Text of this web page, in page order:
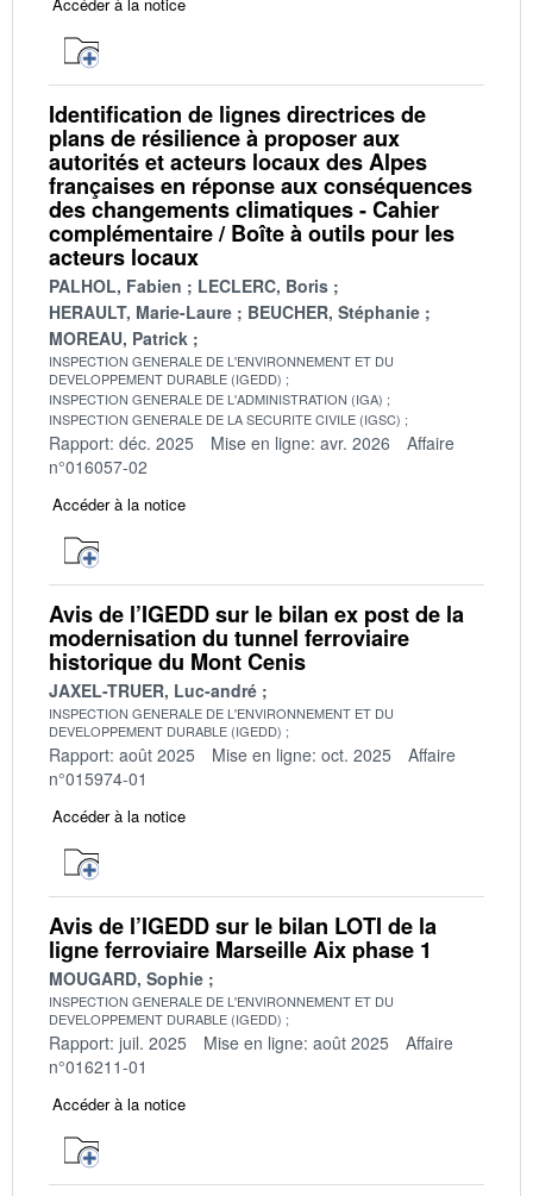
Identification de lignes directrices de
plans de résilience à proposer aux
autorités et acteurs locaux des Alpes
françaises en réponse aux conséquences
des changements climatiques - Cahier
complémentaire / Boîte à outils pour les
acteurs locaux
PALHOL, Fabien
LECLERC, Boris
HERAULT, Marie-Laure
BEUCHER, Stéphanie
MOREAU, Patrick
INSPECTION GENERALE DE L'ENVIRONNEMENT ET DU
DEVELOPPEMENT DURABLE (IGEDD)
INSPECTION GENERALE DE L'ADMINISTRATION (IGA)
INSPECTION GENERALE DE LA SECURITE CIVILE (IGSC)
Rapport: déc. 2025 Mise en ligne: avr. 2026
Affaire
n°016057-02
Accéder à la notice
Avis de l’IGEDD sur le bilan ex post de la
modernisation du tunnel ferroviaire
historique du Mont Cenis
JAXEL-TRUER, Luc-andré
INSPECTION GENERALE DE L'ENVIRONNEMENT ET DU
DEVELOPPEMENT DURABLE (IGEDD)
Rapport: août 2025 Mise en ligne: oct. 2025
Affaire
n°015974-01
Accéder à la notice
Avis de l’IGEDD sur le bilan LOTI de la
ligne ferroviaire Marseille Aix phase 1
MOUGARD, Sophie
INSPECTION GENERALE DE L'ENVIRONNEMENT ET DU
DEVELOPPEMENT DURABLE (IGEDD)
Rapport: juil. 2025 Mise en ligne: août 2025
Affaire
n°016211-01
Accéder à la notice